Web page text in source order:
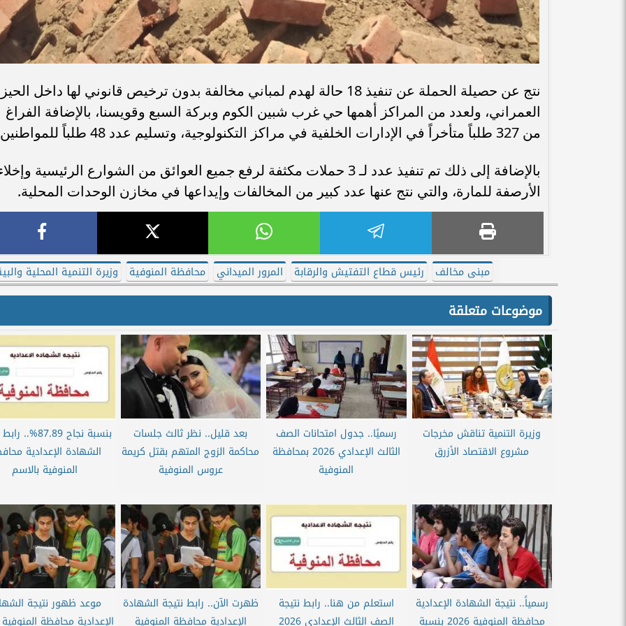
نتج عن حصيلة الحملة عن تنفيذ 18 حالة لهدم لمباني مخالفة بدون ترخيص قانوني لها داخل الحيز
العمراني، ولعدد من المراكز أهمها حي غرب شبين الكوم وبركة السبع وقويسنا، بالإضافة الفراغ
من 327 طلباً متأخراً في الإدارات الخلفية في مراكز التكنولوجية، وتسليم عدد 48 طلباً للمواطنين.
بالإضافة إلى ذلك تم تنفيذ عدد لـ 3 حملات مكثفة لرفع جميع العوائق من الشوارع الرئيسية
الأرصفة للمارة، والتي نتج عنها عدد كبير من المخالفات وإيداعها في مخازن الوحدات المحلية.
مبنى مخالف رئيس قطاع التفتيش والرقابة المرور الميداني محافظة المنوفية وزيرة التنمية المحلية
موضوعات متعلقة
وزيرة التنمية تناقش مخرجات
مشروع الاقتصاد الأزرق
رسميًا.. جدول امتحانات الصف
الثالث الإعدادي 2026 بمحافظة
المنوفية
بعد قليل.. نظر ثالث جلسات
محاكمة الزوج المتهم بقتل كريمة
عروس المنوفية
بنسبة نجاح
الشهادة الإعدادية
المنوفية بالاسم
رسمياً.. نتيجة الشهادة الإعدادية
محافظة المنوفية 2026 بنسبة
استعلم من هنا.. رابط نتيجة
الصف الثالث الإعدادي 2026
ظهرت الآن.. رابط نتيجة الشهادة
الإعدادية محافظة المنوفية
موعد ظهور نتيجة
الإعدادية محافظة المنوفية